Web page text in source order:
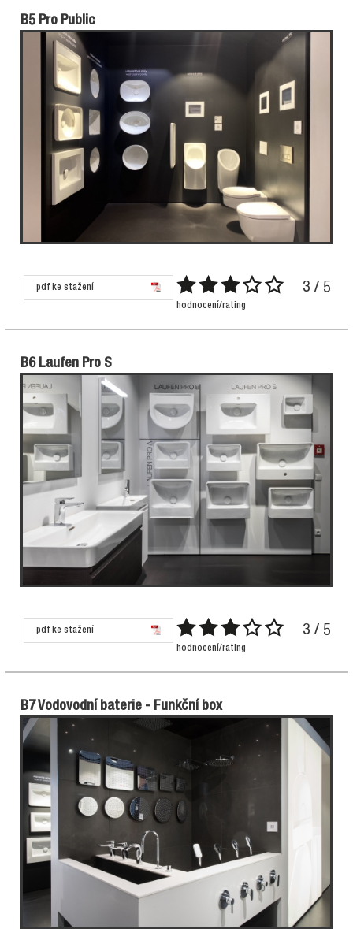
B5 Pro Public
pdf ke stažení 3 / 5
hodnocení/rating
B6 Laufen Pro S
pdf ke stažení 3 / 5
hodnocení/rating
B7 Vodovodní baterie - Funkční box